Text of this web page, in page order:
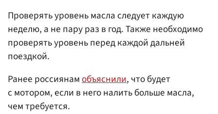
Проверять уровень масла следует каждую
неделю, а не пару раз в год. Также необходимо
проверять уровень перед каждой дальней
поездкой.
Ранее россиянамобъяснили, что будет
с мотором, если в него налить больше масла,
чем требуется.